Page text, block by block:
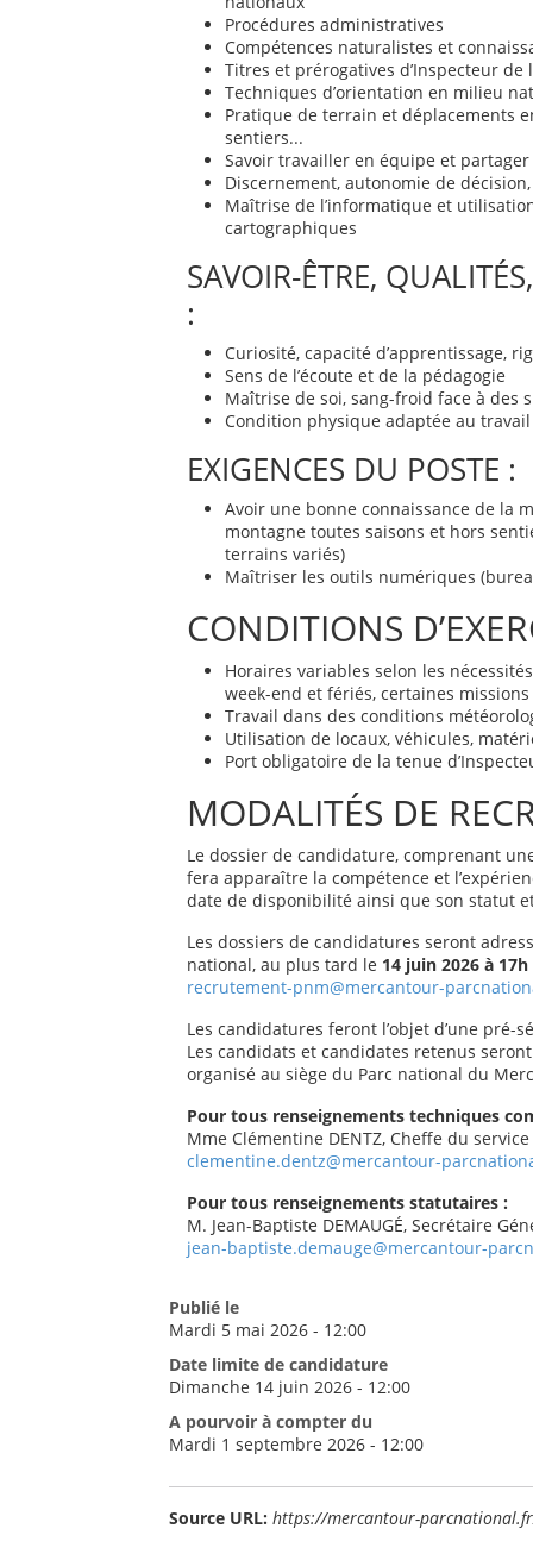
Procédures administratives
Compétences naturalistes et
Titres et prérogatives d’Inspecteur
Techniques d’orientation en milieu
Pratique de terrain et déplacements
sentiers...
Savoir travailler en équipe et
Discernement, autonomie de
Maîtrise de l’informatique et
cartographiques
SAVOIR-ÊTRE,
:
Curiosité, capacité d’apprentissage,
Sens de l’écoute et de la pédagogie
Maîtrise de soi, sang-froid face à des
Condition physique adaptée au
EXIGENCES DU POSTE :
Avoir une bonne connaissance de la
montagne toutes saisons et hors
terrains variés)
Maîtriser les outils numériques
CONDITIONS
Horaires variables selon les
week-end et fériés, certaines
Travail dans des conditions
Utilisation de locaux, véhicules,
Port obligatoire de la tenue
MODALITÉS DE
Le dossier de candidature, comprenant
fera apparaître la compétence et
date de disponibilité ainsi que son statut
Les dossiers de candidatures seront
national, au plus tard le 14 juin 2026 à 17h
recrutement-pnm@mercantour-
Les candidatures feront l’objet d’une pré-
Les candidats et candidates retenus
organisé au siège du Parc national du
Pour tous renseignements techniques
Mme Clémentine DENTZ, Cheffe du
clementine.dentz@mercantour-
Pour tous renseignements statutaires :
M. Jean-Baptiste DEMAUGÉ, Secrétaire
jean-baptiste.demauge@mercantour-
Publié le
Mardi 5 mai 2026 - 12:00
Date limite de candidature
Dimanche 14 juin 2026 - 12:00
A pourvoir à compter du
Mardi 1 septembre 2026 - 12:00
Source URL: https://mercantour-